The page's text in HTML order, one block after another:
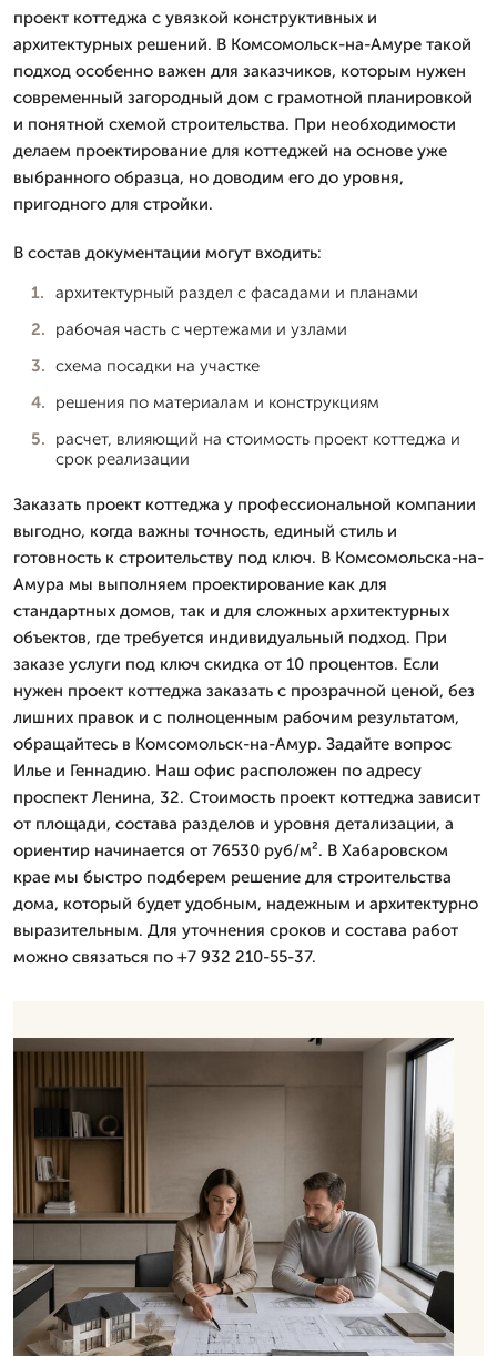
проект коттеджа с увязкой конструктивных и
архитектурных решений. В Комсомольск-на-Амуре такой
подход особенно важен для заказчиков, которым нужен
современный загородный дом с грамотной планировкой
и понятной схемой строительства. При необходимости
делаем проектирование для коттеджей на основе уже
выбранного образца, но доводим его до уровня,
пригодного для стройки.
В состав документации могут входить:
архитектурный раздел с фасадами и планами
рабочая часть с чертежами и узлами
схема посадки на участке
решения по материалам и конструкциям
расчет, влияющий на стоимость проект коттеджа и
срок реализации
Заказать проект коттеджа у профессиональной компании
выгодно, когда важны точность, единый стиль и
готовность к строительству под ключ. В Комсомольска-на-
Амура мы выполняем проектирование как для
стандартных домов, так и для сложных архитектурных
объектов, где требуется индивидуальный подход. При
заказе услуги под ключ скидка от 10 процентов. Если
нужен проект коттеджа заказать с прозрачной ценой, без
лишних правок и с полноценным рабочим результатом,
обращайтесь в Комсомольск-на-Амур. Задайте вопрос
Илье и Геннадию. Наш офис расположен по адресу
проспект Ленина, 32. Стоимость проект коттеджа зависит
от площади, состава разделов и уровня детализации, а
ориентир начинается от 76530 руб/м². В Хабаровском
крае мы быстро подберем решение для строительства
дома, который будет удобным, надежным и архитектурно
выразительным. Для уточнения сроков и состава работ
можно связаться по +7 932 210-55-37.